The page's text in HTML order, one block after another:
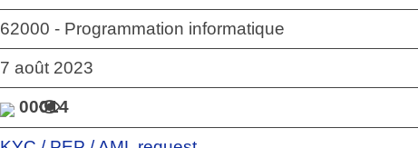
62000 - Programmation informatique
7 août 2023
00014